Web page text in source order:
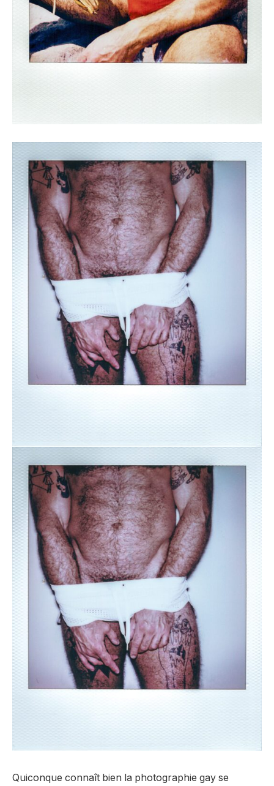
Quiconque connaît bien la photographie gay se